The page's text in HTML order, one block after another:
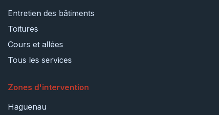
Entretien des bâtiments
Toitures
Cours et allées
Tous les services
Zones d'intervention
Haguenau